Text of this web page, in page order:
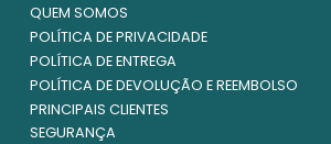
QUEM SOMOS
POLÍTICA DE PRIVACIDADE
POLÍTICA DE ENTREGA
POLÍTICA DE DEVOLUÇÃO E REEMBOLSO
PRINCIPAIS CLIENTES
SEGURANÇA